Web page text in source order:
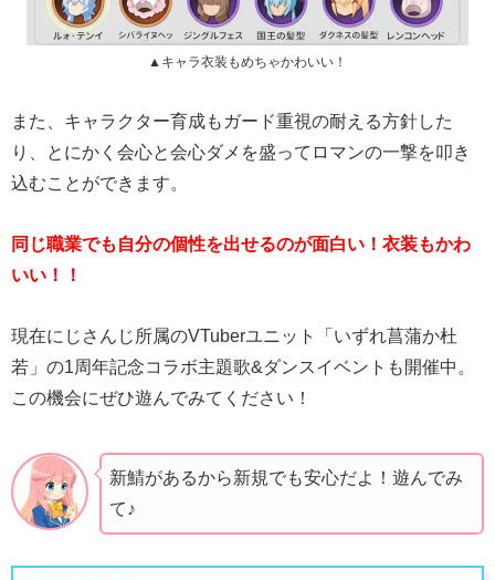
▲キャラ衣装もめちゃかわいい！
また、キャラクター育成もガード重視の耐える方針した
り、とにかく会心と会心ダメを盛ってロマンの一撃を叩き
込むことができます。
同じ職業でも自分の個性を出せるのが面白い！衣装もかわ
いい！！
現在にじさんじ所属のVTuberユニット「いずれ菖蒲か杜
若」の1周年記念コラボ主題歌&ダンスイベントも開催中。
この機会にぜひ遊んでみてください！
新鯖があるから新規でも安心だよ！遊んでみ
て♪